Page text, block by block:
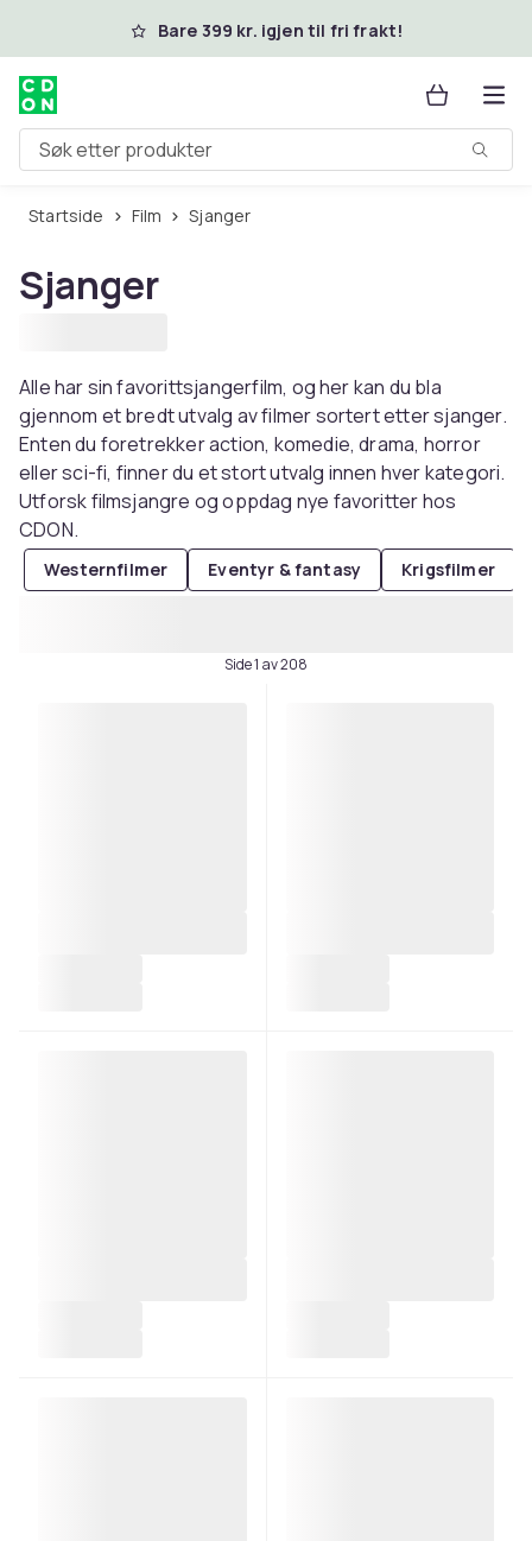
Hopp til hovedinnholdBare 399 kr. igjen til fri frakt!
Søk etter produkter
Startside Film Sjanger
Sjanger
Alle har sin favorittsjangerfilm, og her kan du bla
gjennom et bredt utvalg av filmer sortert etter sjanger.
Enten du foretrekker action, komedie, drama, horror
eller sci-fi, finner du et stort utvalg innen hver kategori.
Utforsk filmsjangre og oppdag nye favoritter hos
CDON.
Westernfilmer Eventyr & fantasy Krigsfilmer
Side 1 av 208